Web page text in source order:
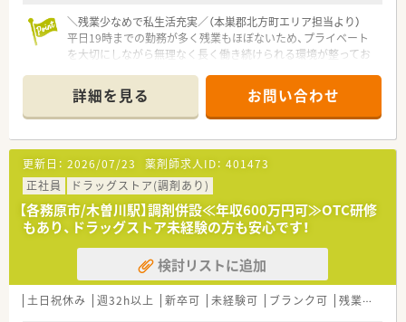
＼残業少なめで私生活充実／（本巣郡北方町エリア担当より）
平日19時までの勤務が多く残業もほぼないため、プライベート
を大切にしながら無理なく長く働き続けられる環境が整ってお
【店舗情報と応需状況について】
■北方真桑駅から徒歩17分の立地にあり、通勤にはマイカーの
利用も可能となっている利便性の高い調剤併設型ドラッグスト
アです。
■近隣医療機関からの処方箋を広く面で応需しており、1日あた
りの処方箋枚数は10枚から15枚程度と落ち着いた環境で働けま
す。
■常時薬剤師1名と医療事務3名が在籍しており、事務スタッフ
のサポートを受けながらゆとりを持って患者様に対応できる体
制です。
【職場環境と雰囲気】
■音声入力の薬歴やピッキングサポートシステムなど最新の機
詳細を見る お問い合わせ
更新日： 2026/07/23 薬剤師求人ID： 401473
正社員
ドラッグストア(調剤あり)
【各務原市/木曽川駅】調剤併設≪年収600万円可≫OTC研修
もあり、ドラッグストア未経験の方も安心です！
検討リストに追加
土日祝休み 週32h以上 新卒可 未経験可 ブランク可 残業なし(ほぼなし含む)